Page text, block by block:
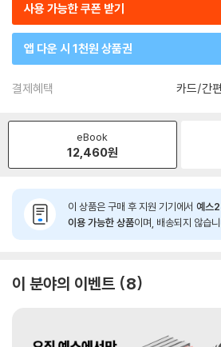
사용 가능한 쿠폰 받기
앱 다운 시 1천원 상품권
결제혜택 카드/간
eBook
12,460원
이 상품은 구매 후 지원 기기에서 예스
이용 가능한 상품이며, 배송되지 않습니
이 분야의 이벤트 8